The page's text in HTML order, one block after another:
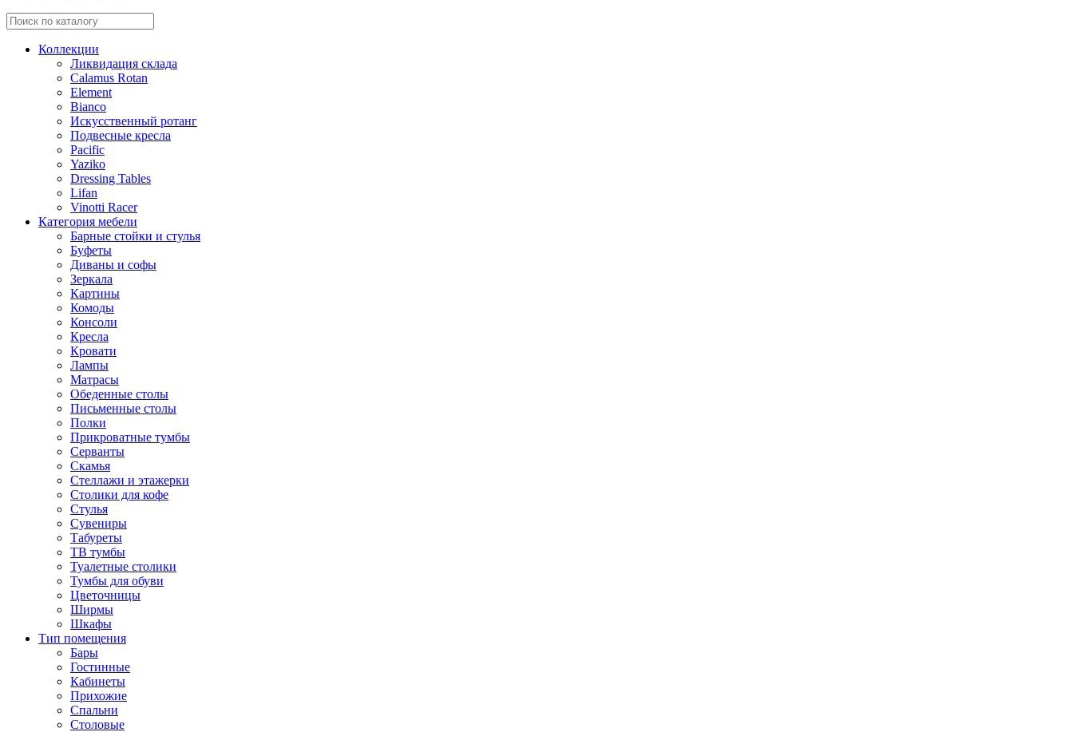
Коллекции
Ликвидация склада
Calamus Rotan
Element
Bianco
Искусственный ротанг
Подвесные кресла
Pacific
Yaziko
Dressing Tables
Lifan
Vinotti Racer
Категория мебели
Барные стойки и стулья
Буфеты
Диваны и софы
Зеркала
Картины
Комоды
Консоли
Кресла
Кровати
Лампы
Матрасы
Обеденные столы
Письменные столы
Полки
Прикроватные тумбы
Серванты
Скамья
Стеллажи и этажерки
Столики для кофе
Стулья
Сувениры
Табуреты
ТВ тумбы
Туалетные столики
Тумбы для обуви
Цветочницы
Ширмы
Шкафы
Тип помещения
Бары
Гостинные
Кабинеты
Прихожие
Спальни
Столовые